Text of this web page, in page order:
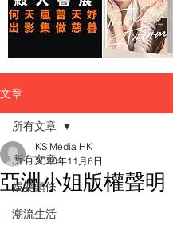
文章
所有文章
娛樂頭條
潮流生活
所有文章
亞洲小姐版權聲明
KS Media HK
2020年11月6日